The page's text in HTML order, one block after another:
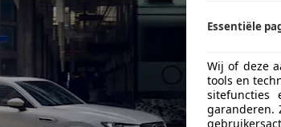
Essentiële
Wij of deze
tools en
sitefuncties
garanderen.